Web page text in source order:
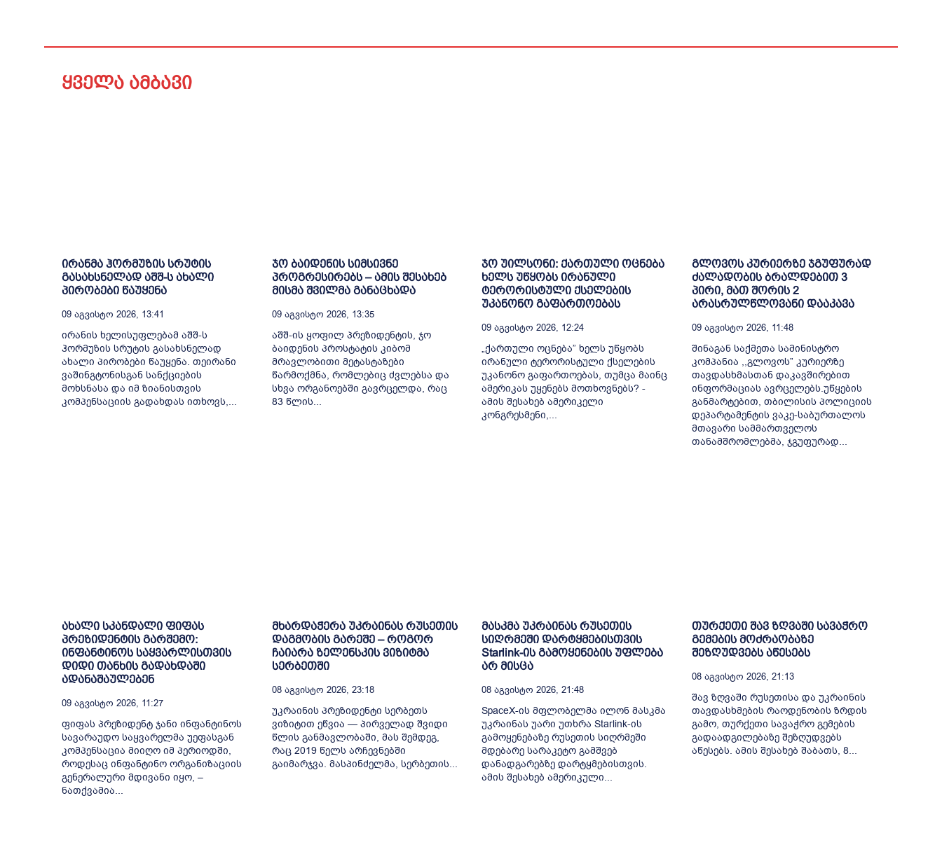
ყველა ამბავი
ირანმა ჰორმუზის სრუტის
გასახსნელად აშშ-ს ახალი
პირობები წაუყენა
09 Აგვისტო 2026, 13:41
ირანის ხელისუფლებამ აშშ-ს
ჰორმუზის სრუტის გასახსნელად
ახალი პირობები წაუყენა. თეირანი
ვაშინგტონისგან სანქციების
მოხსნასა და იმ ზიანისთვის
კომპენსაციის გადახდას ითხოვს,...
ჯო ბაიდენის სიმსივნე
პროგრესირებს – ამის შესახებ
მისმა შვილმა განაცხადა
09 Აგვისტო 2026, 13:35
აშშ-ის ყოფილ პრეზიდენტის, ჯო
ბაიდენის პროსტატის კიბომ
მრავლობითი მეტასტაზები
წარმოქმნა, რომლებიც ძვლებსა და
სხვა ორგანოებში გავრცელდა, რაც
83 წლის...
ჯო უილსონი: ქართული ოცნება
ხელს უწყობს ირანული
ტერორისტული ქსელების
უკანონო გაფართოებას
09 Აგვისტო 2026, 12:24
„ქართული ოცნება” ხელს უწყობს
ირანული ტერორისტული ქსელების
უკანონო გაფართოებას, თუმცა მაინც
ამერიკას უყენებს მოთხოვნებს? -
ამის შესახებ ამერიკელი
კონგრესმენი,...
გლოვოს კურიერზე ჯგუფურად
ძალადობის ბრალდებით 3
პირი, მათ შორის 2
არასრულწლოვანი დააკავა
09 Აგვისტო 2026, 11:48
შინაგან საქმეთა სამინისტრო
კომპანია ,,გლოვოს” კურიერზე
თავდასხმასთან დაკავშირებით
ინფორმაციას ავრცელებს.უწყების
განმარტებით, თბილისის პოლიციის
დეპარტამენტის ვაკე-საბურთალოს
მთავარი სამმართველოს
თანამშრომლებმა, ჯგუფურად...
ახალი სკანდალი ფიფას
პრეზიდენტის გარშემო:
ინფანტინოს საყვარლისთვის
დიდი თანხის გადახდაში
ადანაშაულებენ
09 Აგვისტო 2026, 11:27
ფიფას პრეზიდენტ ჯანი ინფანტინოს
სავარაუდო საყვარელმა უეფასგან
კომპენსაცია მიიღო იმ პერიოდში,
როდესაც ინფანტინო ორგანიზაციის
გენერალური მდივანი იყო, –
ნათქვამია...
მხარდაჭერა უკრაინას რუსეთის
დაგმობის გარეშე – როგორ
ჩაიარა ზელენსკის ვიზიტმა
სერბეთში
08 Აგვისტო 2026, 23:18
უკრაინის პრეზიდენტი სერბეთს
ვიზიტით ეწვია — პირველად შვიდი
წლის განმავლობაში, მას შემდეგ,
რაც 2019 წელს არჩევნებში
გაიმარჯვა. მასპინძელმა, სერბეთის...
მასკმა უკრაინას რუსეთის
სიღრმეში დარტყმებისთვის
Starlink-ის გამოყენების უფლება
არ მისცა
08 Აგვისტო 2026, 21:48
SpaceX-ის მფლობელმა ილონ მასკმა
უკრაინას უარი უთხრა Starlink-ის
გამოყენებაზე რუსეთის სიღრმეში
მდებარე სარაკეტო გამშვებ
დანადგარებზე დარტყმებისთვის.
ამის შესახებ ამერიკული...
თურქეთი შავ ზღვაში სავაჭრო
გემების მოძრაობაზე
შეზღუდვებს აწესებს
08 Აგვისტო 2026, 21:13
შავ ზღვაში რუსეთისა და უკრაინის
თავდასხმების რაოდენობის ზრდის
გამო, თურქეთი სავაჭრო გემების
გადაადგილებაზე შეზღუდვებს
აწესებს. ამის შესახებ შაბათს, 8...